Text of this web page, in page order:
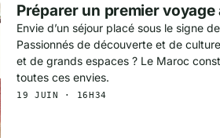
Préparer un premier voyage
Envie d’un séjour placé sous le signe
Passionnés de découverte et de
et de grands espaces ? Le Maroc
toutes ces envies.
19 JUIN · 16H34